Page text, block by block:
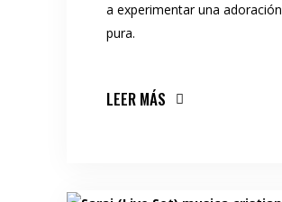
a experimentar una adoración
pura.
LEER MÁS